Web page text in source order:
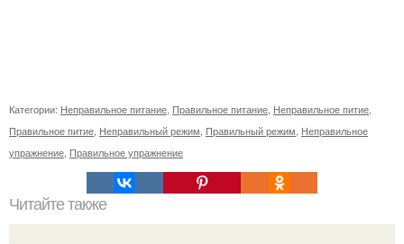
Категории: Неправильное питание Правильное питание Неправильное питие
Правильное питие Неправильный режим Правильный режим Неправильное
упражнение Правильное упражнение
Читайте также